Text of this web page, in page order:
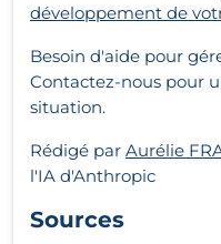
développement de
Besoin d'aide pour
Contactez-nous pour
situation.
Rédigé par Aurélie
l'IA d'Anthropic
Sources